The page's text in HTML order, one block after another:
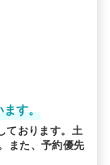
ます。
ております。土
また、予約優先